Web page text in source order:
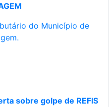
do Município de
sobre golpe de REFIS